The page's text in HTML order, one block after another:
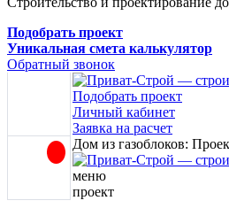
Подобрать проект
Уникальная смета калькулятор
Обратный звонок
Подобрать проект
Личный кабинет
Заявка на расчет
Дом из газоблоков:
меню
проект